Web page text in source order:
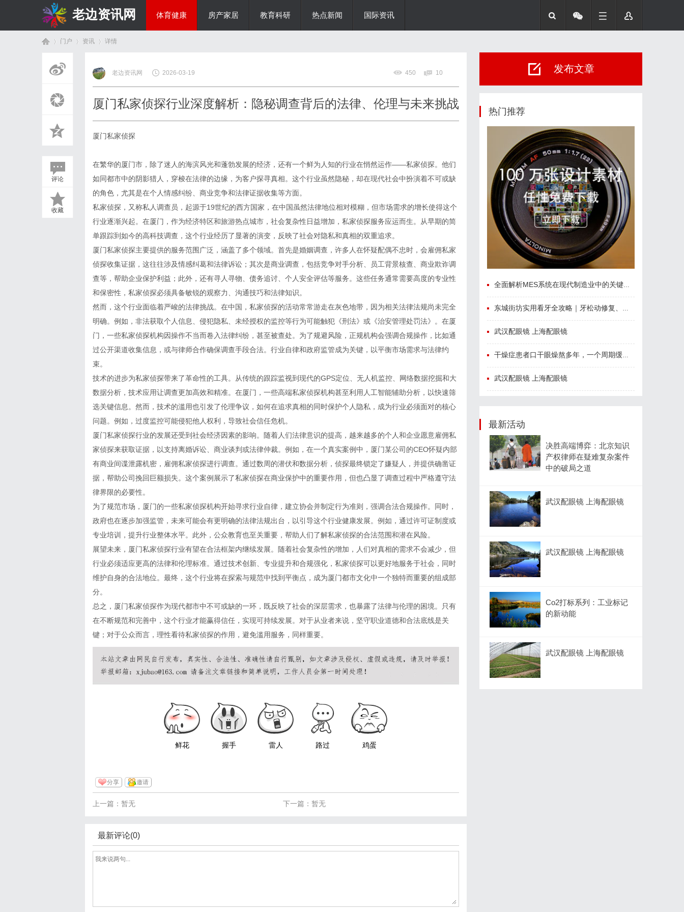
老边资讯网 体育健康 房产家居 教育科研 热点新闻 国际资讯
门户 资讯
›
详情
评论
收藏
老边资讯网 2026-03-19 450 10
厦门私家侦探行业深度解析：隐秘调查背后的法律、伦理与未来挑战
厦门私家侦探
在繁华的厦门市，除了迷人的海滨风光和蓬勃发展的经济，还有一个鲜为人知的行业在悄然运作——私家侦探。他们
如同都市中的阴影猎人，穿梭在法律的边缘，为客户探寻真相。这个行业虽然隐秘，却在现代社会中扮演着不可或缺
的角色，尤其是在个人情感纠纷、商业竞争和法律证据收集等方面。
私家侦探，又称私人调查员，起源于19世纪的西方国家，在中国虽然法律地位相对模糊，但市场需求的增长使得这个
行业逐渐兴起。在厦门，作为经济特区和旅游热点城市，社会复杂性日益增加，私家侦探服务应运而生。从早期的简
单跟踪到如今的高科技调查，这个行业经历了显著的演变，反映了社会对隐私和真相的双重追求。
厦门私家侦探主要提供的服务范围广泛，涵盖了多个领域。首先是婚姻调查，许多人在怀疑配偶不忠时，会雇佣私家
侦探收集证据，这往往涉及情感纠葛和法律诉讼；其次是商业调查，包括竞争对手分析、员工背景核查、商业欺诈调
查等，帮助企业保护利益；此外，还有寻人寻物、债务追讨、个人安全评估等服务。这些任务通常需要高度的专业性
和保密性，私家侦探必须具备敏锐的观察力、沟通技巧和法律知识。
然而，这个行业面临着严峻的法律挑战。在中国，私家侦探的活动常常游走在灰色地带，因为相关法律法规尚未完全
明确。例如，非法获取个人信息、侵犯隐私、未经授权的监控等行为可能触犯《刑法》或《治安管理处罚法》。在厦
门，一些私家侦探机构因操作不当而卷入法律纠纷，甚至被查处。为了规避风险，正规机构会强调合规操作，比如通
过公开渠道收集信息，或与律师合作确保调查手段合法。行业自律和政府监管成为关键，以平衡市场需求与法律约
束。
技术的进步为私家侦探带来了革命性的工具。从传统的跟踪监视到现代的GPS定位、无人机监控、网络数据挖掘和大
数据分析，技术应用让调查更加高效和精准。在厦门，一些高端私家侦探机构甚至利用人工智能辅助分析，以快速筛
选关键信息。然而，技术的滥用也引发了伦理争议，如何在追求真相的同时保护个人隐私，成为行业必须面对的核心
问题。例如，过度监控可能侵犯他人权利，导致社会信任危机。
厦门私家侦探行业的发展还受到社会经济因素的影响。随着人们法律意识的提高，越来越多的个人和企业愿意雇佣私
家侦探来获取证据，以支持离婚诉讼、商业谈判或法律仲裁。例如，在一个真实案例中，厦门某公司的CEO怀疑内部
有商业间谍泄露机密，雇佣私家侦探进行调查。通过数周的潜伏和数据分析，侦探最终锁定了嫌疑人，并提供确凿证
据，帮助公司挽回巨额损失。这个案例展示了私家侦探在商业保护中的重要作用，但也凸显了调查过程中严格遵守法
律界限的必要性。
为了规范市场，厦门的一些私家侦探机构开始寻求行业自律，建立协会并制定行为准则，强调合法合规操作。同时，
政府也在逐步加强监管，未来可能会有更明确的法律法规出台，以引导这个行业健康发展。例如，通过许可证制度或
专业培训，提升行业整体水平。此外，公众教育也至关重要，帮助人们了解私家侦探的合法范围和潜在风险。
展望未来，厦门私家侦探行业有望在合法框架内继续发展。随着社会复杂性的增加，人们对真相的需求不会减少，但
行业必须适应更高的法律和伦理标准。通过技术创新、专业提升和合规强化，私家侦探可以更好地服务于社会，同时
维护自身的合法地位。最终，这个行业将在探索与规范中找到平衡点，成为厦门都市文化中一个独特而重要的组成部
分。
总之，厦门私家侦探作为现代都市中不可或缺的一环，既反映了社会的深层需求，也暴露了法律与伦理的困境。只有
在不断规范和完善中，这个行业才能赢得信任，实现可持续发展。对于从业者来说，坚守职业道德和合法底线是关
键；对于公众而言，理性看待私家侦探的作用，避免滥用服务，同样重要。
鲜花 握手 雷人 路过 鸡蛋
分享 邀请
下一篇：暂无
上一篇：暂无
最新评论(0)
发布文章
热门推荐
全面解析MES系统在现代制造业中的关键作用与应用前景
东城街坊实用看牙全攻略｜牙松动修复、微创智齿、数字化种牙指南
武汉配眼镜 上海配眼镜
干燥症患者口干眼燥熬多年，一个周期缓过来？老中医：一张辨证方对症，身体找回津液
武汉配眼镜 上海配眼镜
最新活动
决胜高端博弈：北京知识
产权律师在疑难复杂案件
中的破局之道
武汉配眼镜 上海配眼镜
武汉配眼镜 上海配眼镜
Co2打标系列：工业标记
的新动能
武汉配眼镜 上海配眼镜